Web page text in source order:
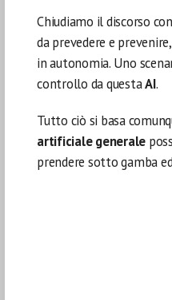
Chiudiamo il discorso
da prevedere e
in autonomia. Uno
controllo da questaAI.
Tutto ciò si basa
artificiale generale
prendere sotto gamba